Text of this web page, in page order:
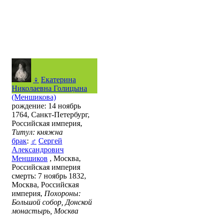
♀ Екатерина
Николаевна Голицына
(Меншикова)
рождение: 14 ноябрь
1764, Санкт-Петербург,
Российская империя,
Титул: княжна
брак: ♂ Сергей
Александрович
Меншиков , Москва,
Российская империя
смерть: 7 ноябрь 1832,
Москва, Российская
империя, Похороны:
Большой собор, Донской
монастырь, Москва